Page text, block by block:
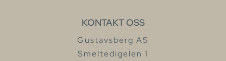
KONTAKT OSS
Gustavsberg AS
Smeltedigelen 1